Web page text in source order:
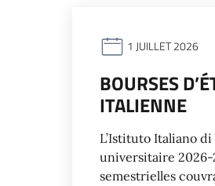
1 JUILLET 2026
BOURSES
ITALIENNE
L’Istituto Italiano
universitaire 2026-
semestrielles